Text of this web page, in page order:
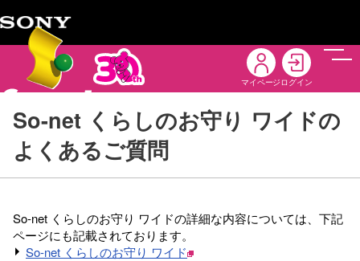
マイページ ログイン
メニ
So-net くらしのお守り ワイドの
よくあるご質問
So-net くらしのお守り ワイドの詳細な内容については、下記
ページにも記載されております。
So-net くらしのお守り ワイド